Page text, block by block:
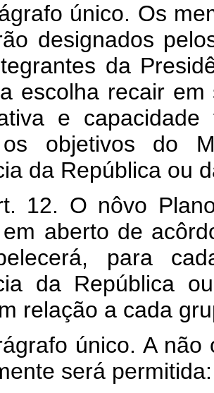
único. Os
designados
da
escolha recair
e
objetivos do
da República ou
12. O nôvo
aberto de
para
da República
relação a cada
único. A
será permitida: